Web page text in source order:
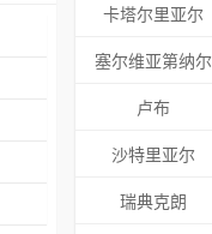
卡塔尔里亚尔
塞尔维亚第纳尔
卢布
沙特里亚尔
瑞典克朗